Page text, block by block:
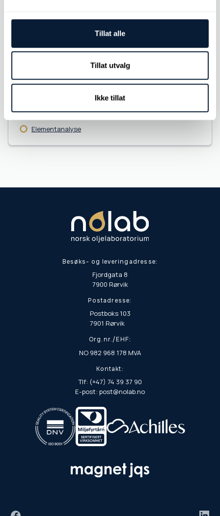
Tillat alle
Tillat utvalg
Ikke tillat
Gjennomslagsmåling
Elementanalyse
Besøks- og leveringadresse:
Fjordgata 8
7900 Rørvik
Postadresse:
Postboks 103
7901 Rørvik
Org.nr./EHF:
NO 982 968 178 MVA
Kontakt:
Tlf: (+47) 74 39 37 90
E-post: post@nolab.no